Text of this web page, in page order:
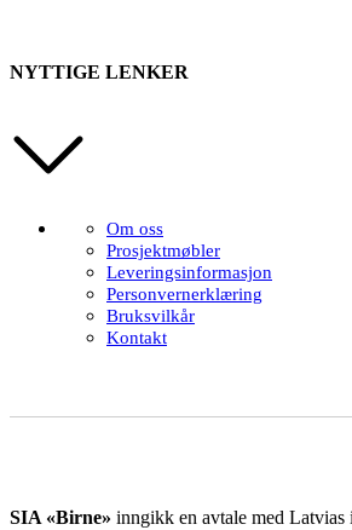
NYTTIGE LENKER
Om oss
Prosjektmøbler
Leveringsinformasjon
Personvernerklæring
Bruksvilkår
Kontakt
SIA «Birne» inngikk en avtale med Latvias